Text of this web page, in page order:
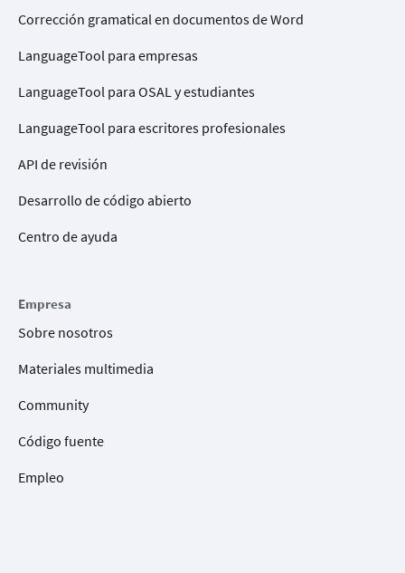
Corrección gramatical en documentos de Word
LanguageTool para empresas
LanguageTool para OSAL y estudiantes
LanguageTool para escritores profesionales
API de revisión
Desarrollo de código abierto
Centro de ayuda
Empresa
Sobre nosotros
Materiales multimedia
Community
Código fuente
Empleo